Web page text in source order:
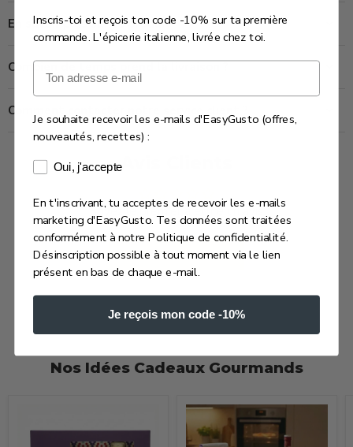
En savoir plus sur ce produit
Combien de temps prend la livraison ?
Comment contacter notre service client ?
Avis Clients
Soyez le premier à écrire un avis
Écrire un avis
Nos Idées Cadeaux Gourmands
Inscris-toi et reçois ton code -10% sur ta première
commande. L'épicerie italienne, livrée chez toi.
Email
Je souhaite recevoir les e-mails d'EasyGusto (offres,
nouveautés, recettes) :
Consentement e-mails marketing
Oui, j'accepte
En t'inscrivant, tu acceptes de recevoir les e-mails
marketing d'EasyGusto. Tes données sont traitées
conformément à notre Politique de confidentialité.
Désinscription possible à tout moment via le lien
présent en bas de chaque e-mail.
Je reçois mon code -10%